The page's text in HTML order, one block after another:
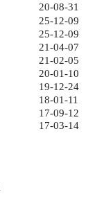
20-08-31
25-12-09
25-12-09
21-04-07
21-02-05
20-01-10
19-12-24
18-01-11
17-09-12
17-03-14